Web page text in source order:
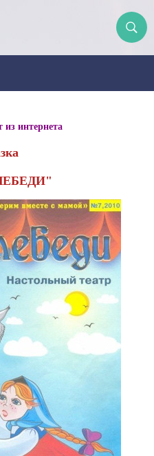
из интернета